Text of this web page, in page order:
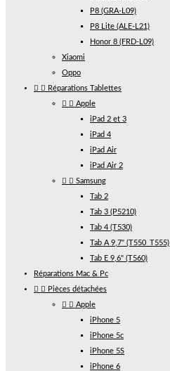
P8 (GRA-L09)
P8 Lite (ALE-L21)
Honor 8 (FRD-L09)
Xiaomi
Oppo
  Réparations Tablettes
  Apple
iPad 2 et 3
iPad 4
iPad Air
iPad Air 2
  Samsung
Tab 2
Tab 3 (P5210)
Tab 4 (T530)
Tab A 9,7" (T550_T555)
Tab E 9,6" (T560)
Réparations Mac & Pc
  Pièces détachées
  Apple
iPhone 5
iPhone 5c
iPhone 5S
iPhone 6